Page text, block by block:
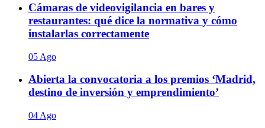
Cámaras de videovigilancia en bares y
restaurantes: qué dice la normativa y cómo
instalarlas correctamente
05 Ago
Abierta la convocatoria a los premios ‘Madrid,
destino de inversión y emprendimiento’
04 Ago